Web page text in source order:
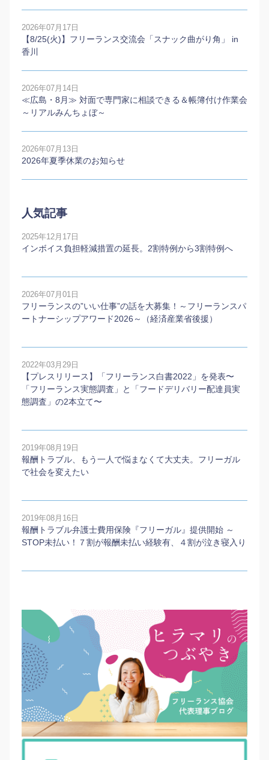
2026年07月17日
【8/25(火)】フリーランス交流会「スナック曲がり角」 in
香川
2026年07月14日
≪広島・8月≫ 対面で専門家に相談できる＆帳簿付け作業会
～リアルみんちょぼ～
2026年07月13日
2026年夏季休業のお知らせ
人気記事
2025年12月17日
インボイス負担軽減措置の延長。2割特例から3割特例へ
2026年07月01日
フリーランスの”いい仕事”の話を大募集！～フリーランスパ
ートナーシップアワード2026～（経済産業省後援）
2022年03月29日
【プレスリリース】「フリーランス白書2022」を発表〜
「フリーランス実態調査」と「フードデリバリー配達員実
態調査」の2本⽴て〜
2019年08月19日
報酬トラブル、もう一人で悩まなくて大丈夫。フリーガル
で社会を変えたい
2019年08月16日
報酬トラブル弁護士費用保険『フリーガル』提供開始 ～
STOP未払い！７割が報酬未払い経験有、４割が泣き寝入り